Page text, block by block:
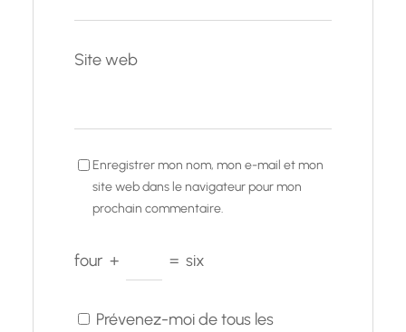
Site web
Enregistrer mon nom, mon e-mail et mon
site web dans le navigateur pour mon
prochain commentaire.
four + = six
Prévenez-moi de tous les